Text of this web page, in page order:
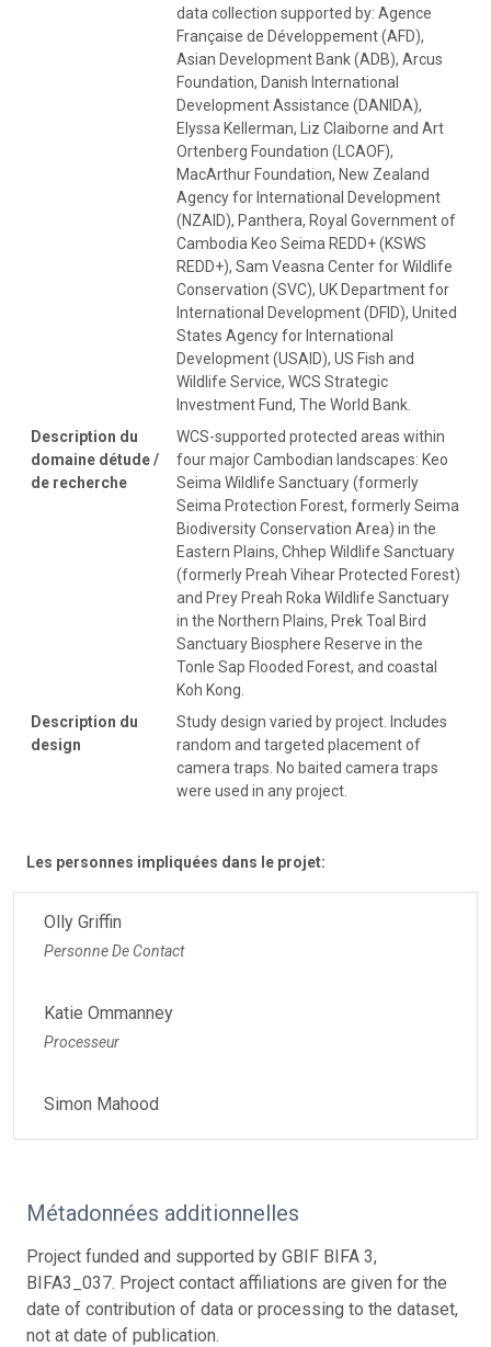
data collection supported by: Agence
Française de Développement (AFD),
Asian Development Bank (ADB), Arcus
Foundation, Danish International
Development Assistance (DANIDA),
Elyssa Kellerman, Liz Claiborne and Art
Ortenberg Foundation (LCAOF),
MacArthur Foundation, New Zealand
Agency for International Development
(NZAID), Panthera, Royal Government of
Cambodia Keo Seima REDD+ (KSWS
REDD+), Sam Veasna Center for Wildlife
Conservation (SVC), UK Department for
International Development (DFID), United
States Agency for International
Development (USAID), US Fish and
Wildlife Service, WCS Strategic
Investment Fund, The World Bank.
Description du
domaine détude /
de recherche
WCS-supported protected areas within
four major Cambodian landscapes: Keo
Seima Wildlife Sanctuary (formerly
Seima Protection Forest, formerly Seima
Biodiversity Conservation Area) in the
Eastern Plains, Chhep Wildlife Sanctuary
(formerly Preah Vihear Protected Forest)
and Prey Preah Roka Wildlife Sanctuary
in the Northern Plains, Prek Toal Bird
Sanctuary Biosphere Reserve in the
Tonle Sap Flooded Forest, and coastal
Koh Kong.
Description du
design
Study design varied by project. Includes
random and targeted placement of
camera traps. No baited camera traps
were used in any project.
Les personnes impliquées dans le projet:
Olly Griffin
Personne De Contact
Katie Ommanney
Processeur
Simon Mahood
Métadonnées additionnelles
Project funded and supported by GBIF BIFA 3,
BIFA3_037. Project contact affiliations are given for the
date of contribution of data or processing to the dataset,
not at date of publication.